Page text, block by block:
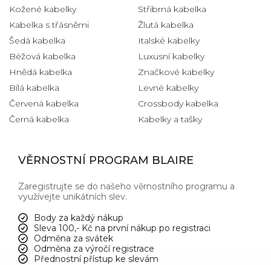
Kožené kabelky
Kabelka s třásněmi
Šedá kabelka
Béžová kabelka
Hnědá kabelka
Bílá kabelka
Červená kabelka
Černá kabelka
Stříbrná kabelka
Žlutá kabelka
Italské kabelky
Luxusní kabelky
Značkové kabelky
Levné kabelky
Crossbody kabelka
Kabelky a tašky
VĚRNOSTNÍ PROGRAM BLAIRE
Zaregistrujte se do našeho věrnostního programu a
využívejte unikátních slev.
Body za každý nákup
Sleva 100,- Kč na první nákup po registraci
Odměna za svátek
Odměna za výročí registrace
Přednostní přístup ke slevám